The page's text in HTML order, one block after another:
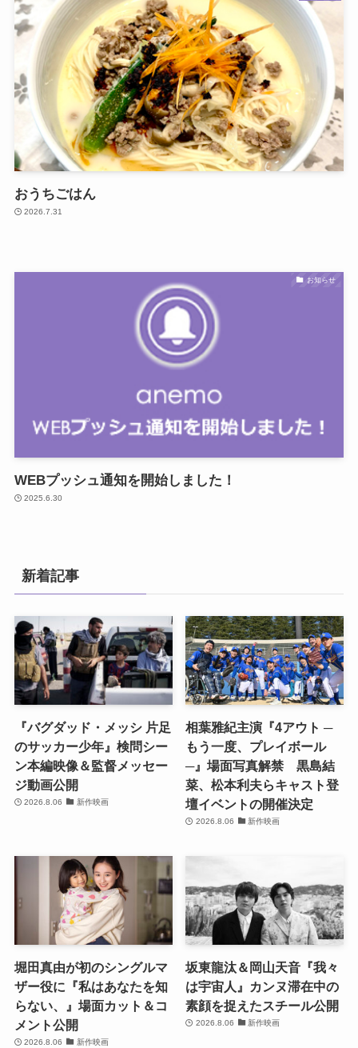
おうちごはん
2026.7.31
お知らせ
WEBプッシュ通知を開始しました！
2025.6.30
新着記事
『バグダッド・メッシ 片足
のサッカー少年』検問シー
ン本編映像＆監督メッセー
ジ動画公開
2026.8.06 新作映画
相葉雅紀主演『4アウト ─
もう一度、プレイボール
─』場面写真解禁 黒島結
菜、松本利夫らキャスト登
壇イベントの開催決定
2026.8.06 新作映画
堀田真由が初のシングルマ
ザー役に『私はあなたを知
らない、』場面カット＆コ
メント公開
2026.8.06 新作映画
坂東龍汰＆岡山天音『我々
は宇宙人』カンヌ滞在中の
素顔を捉えたスチール公開
2026.8.06 新作映画